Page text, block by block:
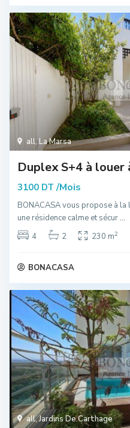
all,La Marsa
Duplex S+4 à louer
3100 DT/Mois
BONACASA vous propose à
une résidence calme et sécur...
4
2 230 m2
BONACASA
all,Jardins De Carthage